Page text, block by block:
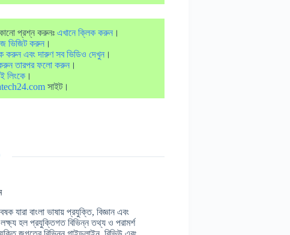
প্রশ্ন করুনঃ এখানে ক্লিক করুন ।
ভিজিট করুন ।
করুন এবং দারুণ সব ভিডিও দেখুন ।
তারপর ফলো করুন ।
লিংকে ।
সাইট।
যারা বাংলা ভাষায় প্রযুক্তি, বিজ্ঞান এবং
লক্ষ্য হল প্রযুক্তিগত বিভিন্ন তথ্য ও পরামর্শ